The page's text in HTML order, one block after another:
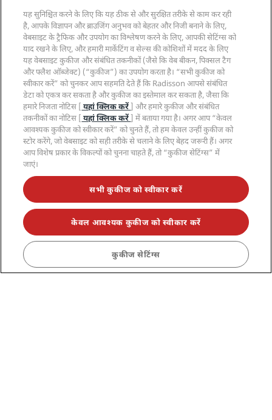
इस पेशकश को साझा करें
facebookweibo wechat vkontaktetwitter pinterest
लोकप्रिय गंतव्य
क्विक लिंक
यात्रा पेशेवर
कॉर्पोरेट
विधिक
मदद
यह सुनिश्चित करने के लिए कि यह ठीक से और सुरक्षित तरीके से काम कर रही
है, आपके विज्ञापन और ब्राउजिंग अनुभव को बेहतर और निजी बनाने के लिए,
वेबसाइट के ट्रैफिक और उपयोग का विश्लेषण करने के लिए, आपकी सेटिंग्स को
याद रखने के लिए, और हमारी मार्केटिंग व सेल्स की कोशिशों में मदद के लिए
यह वेबसाइट कुकीज और संबंधित तकनीकों (जैसे कि वेब बीकन, पिक्सल टैग
और फ्लैश ऑब्जेक्ट) (“कुकीज”) का उपयोग करता है। “सभी कुकीज को
स्वीकार करें” को चुनकर आप सहमति देते हैं कि Radisson आपसे संबंधित
डेटा को एकत्र कर सकता है और कुकीज का इस्तेमाल कर सकता है, जैसा कि
हमारे निजता नोटिस [ यहां क्लिक करें] और हमारे कुकीज और संबंधित
तकनीकों का नोटिस [ यहां क्लिक करें] में बताया गया है। अगर आप “केवल
आवश्यक कुकीज को स्वीकार करें” को चुनते हैं, तो हम केवल उन्हीं कुकीज को
स्टोर करेंगे, जो वेबसाइट को सही तरीके से चलाने के लिए बेहद जरूरी हैं। अगर
आप विशेष प्रकार के विकल्पों को चुनना चाहते हैं, तो “कुकीज सेटिंग्स” में
जाएं।
सभी कुकीज को स्वीकार करें
केवल आवश्यक कुकीज को स्वीकार करें
कुकीज सेटिंग्स